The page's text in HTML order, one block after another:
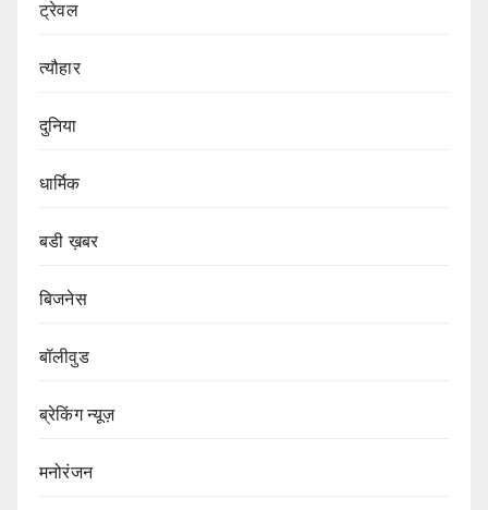
ट्रेवल
त्यौहार
दुनिया
धार्मिक
बडी ख़बर
बिजनेस
बॉलीवुड
ब्रेकिंग न्यूज़
मनोरंजन